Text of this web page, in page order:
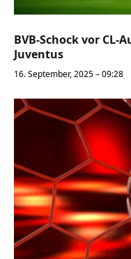
BVB-Schock vor
Juventus
16. September, 2025 – 09:28